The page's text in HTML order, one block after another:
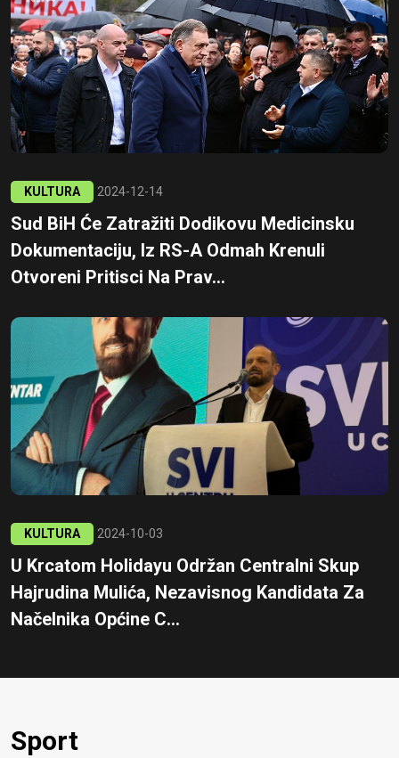
KULTURA 2024-12-14
Sud BiH Će Zatražiti Dodikovu Medicinsku
Dokumentaciju, Iz RS-A Odmah Krenuli
Otvoreni Pritisci Na Prav...
KULTURA 2024-10-03
U Krcatom Holidayu Održan Centralni Skup
Hajrudina Mulića, Nezavisnog Kandidata Za
Načelnika Općine C...
Sport